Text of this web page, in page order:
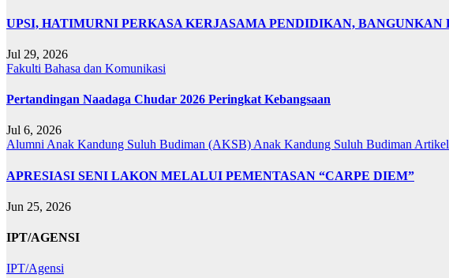
UPSI, HATIMURNI PERKASA KERJASAMA PENDIDIKAN,
Jul 29, 2026
Fakulti Bahasa dan Komunikasi
Pertandingan Naadaga Chudar 2026 Peringkat Kebangsaan
Jul 6, 2026
Alumni Anak Kandung Suluh Budiman (AKSB) Anak Kandung Suluh Budiman
APRESIASI SENI LAKON MELALUI PEMENTASAN “CARPE DIEM”
Jun 25, 2026
IPT/AGENSI
IPT/Agensi